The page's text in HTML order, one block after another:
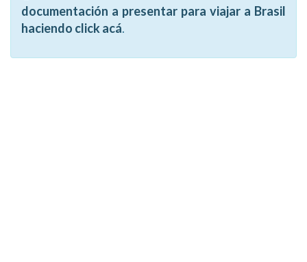
documentación a presentar para viajar a Brasil
haciendo click acá.